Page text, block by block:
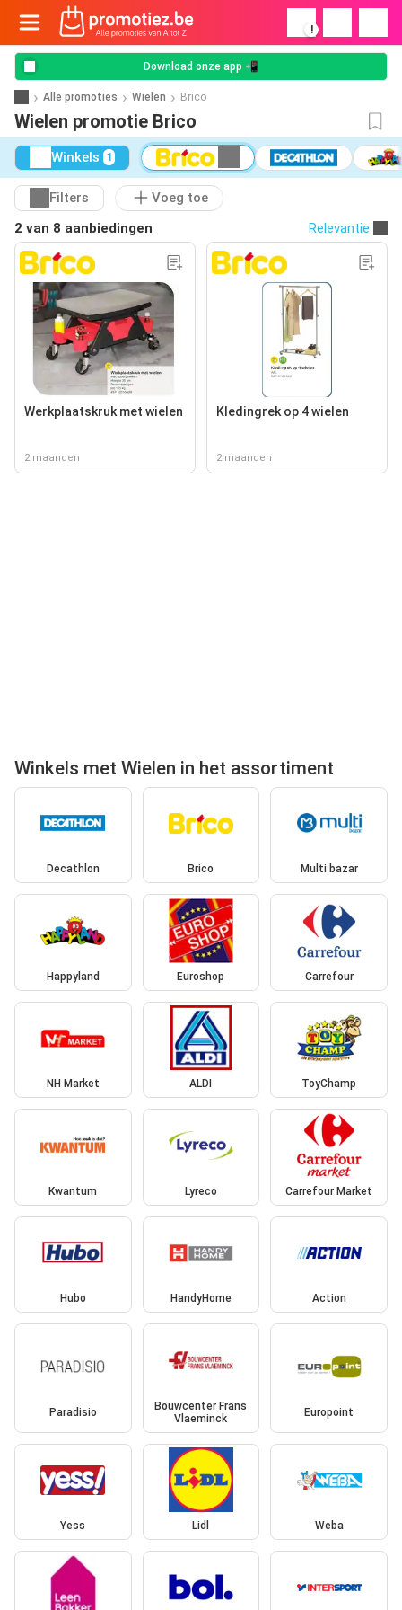
!
Download onze app 📲
Alle promoties Wielen Brico
Wielen promotie Brico
Winkels 1
Filters
Voeg toe
2 van 8 aanbiedingen Relevantie
Werkplaatskruk met wielen
2 maanden
Kledingrek op 4 wielen
2 maanden
Winkels met Wielen in het assortiment
Decathlon Brico Multi bazar
Happyland Euroshop Carrefour
NH Market ALDI ToyChamp
Kwantum Lyreco Carrefour Market
Hubo HandyHome Action
Paradisio
Bouwcenter Frans
Vlaeminck
Europoint
Yess Lidl Weba